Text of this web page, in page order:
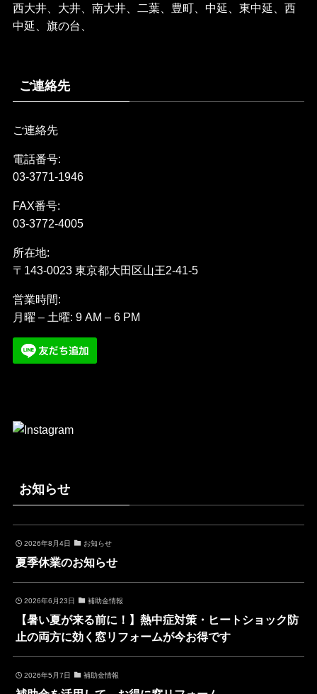
西大井、大井、南大井、二葉、豊町、中延、東中延、西
中延、旗の台、
ご連絡先
ご連絡先
電話番号:
03-3771-1946
FAX番号:
03-3772-4005
所在地:
〒143-0023 東京都大田区山王2-41-5
営業時間:
月曜 – 土曜: 9 AM – 6 PM
お知らせ
2026年8月4日 お知らせ
夏季休業のお知らせ
2026年6月23日 補助金情報
【暑い夏が来る前に！】熱中症対策・ヒートショック防
止の両方に効く窓リフォームが今お得です
2026年5月7日 補助金情報